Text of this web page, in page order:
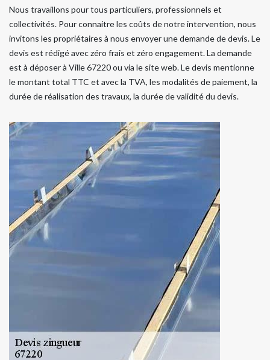
Nous travaillons pour tous particuliers, professionnels et
collectivités. Pour connaitre les coûts de notre intervention, nous
invitons les propriétaires à nous envoyer une demande de devis. Le
devis est rédigé avec zéro frais et zéro engagement. La demande
est à déposer à Ville 67220 ou via le site web. Le devis mentionne
le montant total TTC et avec la TVA, les modalités de paiement, la
durée de réalisation des travaux, la durée de validité du devis.